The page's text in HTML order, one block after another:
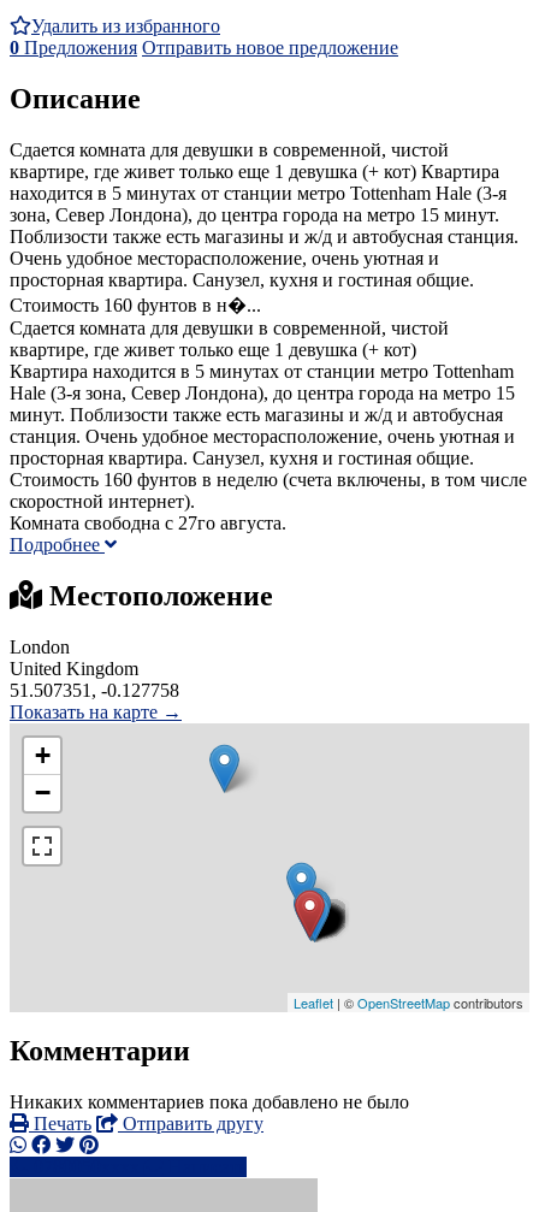
Удалить из избранного
0 Предложения Отправить новое предложение
Описание
Сдается комната для девушки в современной, чистой
квартире, где живет только еще 1 девушка (+ кот) Квартира
находится в 5 минутах от станции метро Tottenham Hale (3-я
зона, Север Лондона), до центра города на метро 15 минут.
Поблизости также есть магазины и ж/д и автобусная станция.
Очень удобное месторасположение, очень уютная и
просторная квартира. Санузел, кухня и гостиная общие.
Стоимость 160 фунтов в н�...
Сдается комната для девушки в современной, чистой
квартире, где живет только еще 1 девушка (+ кот)
Квартира находится в 5 минутах от станции метро Tottenham
Hale (3-я зона, Север Лондона), до центра города на метро 15
минут. Поблизости также есть магазины и ж/д и автобусная
станция. Очень удобное месторасположение, очень уютная и
просторная квартира. Санузел, кухня и гостиная общие.
Стоимость 160 фунтов в неделю (счета включены, в том числе
скоростной интернет).
Комната свободна с 27го августа.
Подробнее
Местоположение
London
United Kingdom
51.507351, -0.127758
Показать на карте →
+
−
Leaflet | ©OpenStreetMapcontributors
Комментарии
Никаких комментариев пока добавлено не было
Печать
Отправить другу